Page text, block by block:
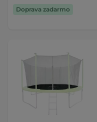
Doprava zadarmo